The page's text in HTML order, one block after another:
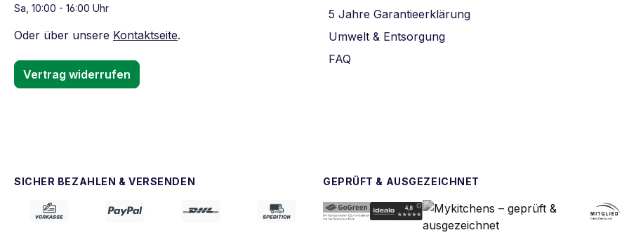
Sa, 10:00 - 16:00 Uhr
Oder über unsere Kontaktseite.
Vertrag widerrufen
5 Jahre Garantieerklärung
Umwelt & Entsorgung
FAQ
SICHER BEZAHLEN & VERSENDEN GEPRÜFT & AUSGEZEICHNET